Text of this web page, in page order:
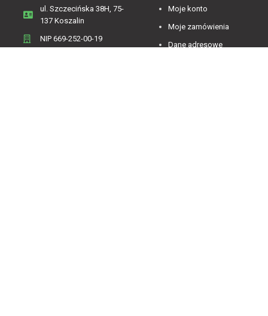
ul. Szczecińska 38H, 75-
137 Koszalin
NIP 669-252-00-19
Moje konto
Moje zamówienia
Dane adresowe